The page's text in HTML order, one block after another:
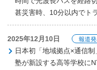
甚災害時、10分以内でト
2025年12月10日 報道
日本初「地域拠点×通信
塾が新設する高等学校に